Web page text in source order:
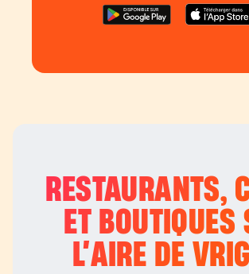
RESTAURANTS,
ET BOUTIQUES
L’AIRE DE